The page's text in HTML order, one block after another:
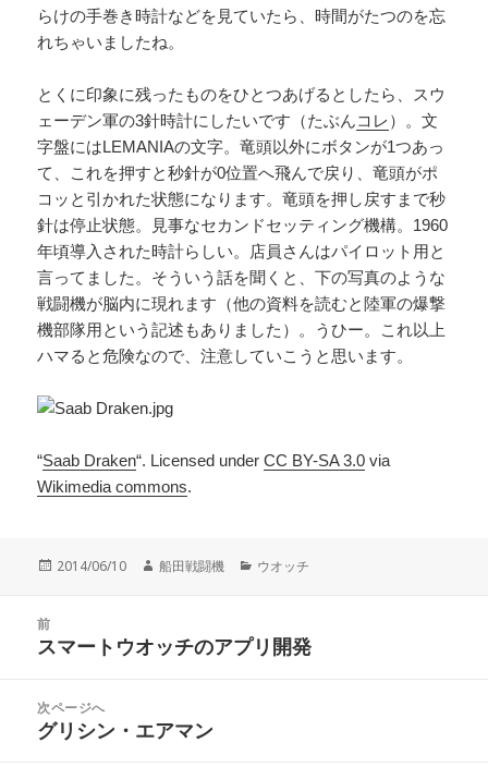
らけの手巻き時計などを見ていたら、時間がたつのを忘
れちゃいましたね。
とくに印象に残ったものをひとつあげるとしたら、スウ
ェーデン軍の3針時計にしたいです（たぶんコレ ）。文
字盤にはLEMANIAの文字。竜頭以外にボタンが1つあっ
て、これを押すと秒針が0位置へ飛んで戻り、竜頭がポ
コッと引かれた状態になります。竜頭を押し戻すまで秒
針は停止状態。見事なセカンドセッティング機構。1960
年頃導入された時計らしい。店員さんはパイロット用と
言ってました。そういう話を聞くと、下の写真のような
戦闘機が脳内に現れます（他の資料を読むと陸軍の爆撃
機部隊用という記述もありました）。うひー。これ以上
ハマると危険なので、注意していこうと思います。
“Saab Draken“. Licensed underCC BY-SA 3.0 via
Wikimedia commons.
投
2014/06/10
作
船田戦闘機
カ
ー
ウオッチ
前
前
投
稿:
スマートウオッチのアプリ開発
次ページへ
次
グリシン・エアマン